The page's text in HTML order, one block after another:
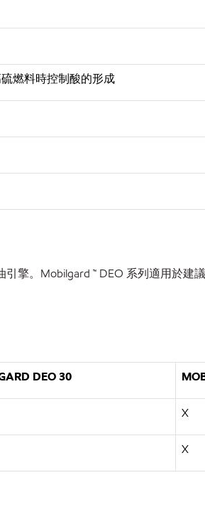
燃料時控制酸的形成
擎。Mobilgard ™ DEO 系列適用於建
DEO 30
X
X